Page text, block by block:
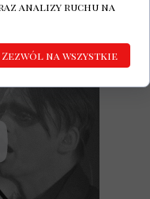
analizy ruchu na
Zezwól na wszystkie